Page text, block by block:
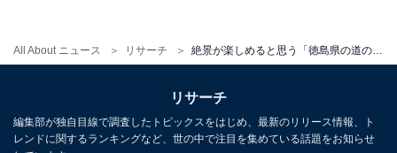
All About ニュース リサーチ
リサーチ
編集部が独自目線で調査したトピックスをはじめ、最新のリリース情報、ト
レンドに関するランキングなど、世の中で注目を集めている話題をお知らせ